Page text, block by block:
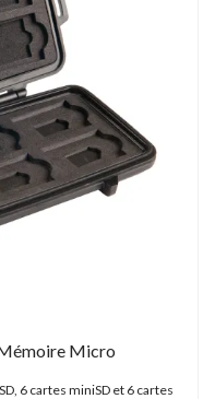
Micro
6 cartes miniSD et 6 cartes